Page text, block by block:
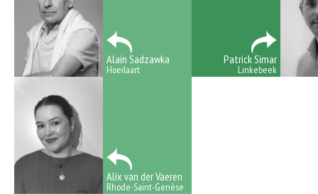
Alain Sadzawka
Hoeilaart
Patrick Simar
Linkebeek
Alix van der Vaeren
Rhode-Saint-Genèse